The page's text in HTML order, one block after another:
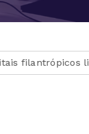
ligados ao